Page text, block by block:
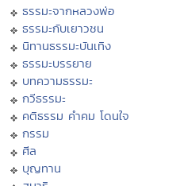
ธรรมะจากหลวงพ่อ
ธรรมะกับเยาวชน
นิทานธรรมะบันเทิง
ธรรมะบรรยาย
บทความธรรมะ
กวีธรรมะ
คติธรรม คำคม โดนใจ
กรรม
ศีล
บุญทาน